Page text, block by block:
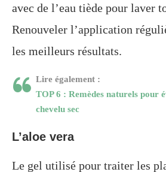
avec de l’eau tiède pour laver
Renouveler l’application
les meilleurs résultats.
Lire également :
TOP 6 : Remèdes naturels pour
chevelu sec
L’aloe vera
Le gel utilisé pour traiter les